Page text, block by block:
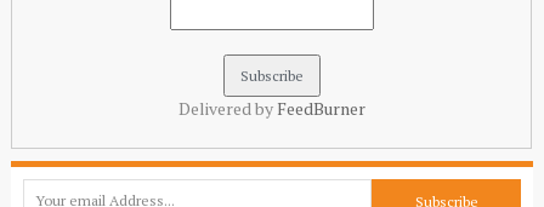
Delivered by FeedBurner